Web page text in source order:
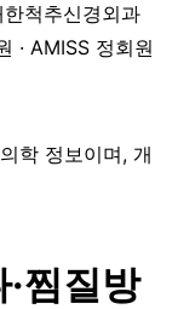
척추신경외과
· AMISS 정회원
학 정보이며, 개
찜질방